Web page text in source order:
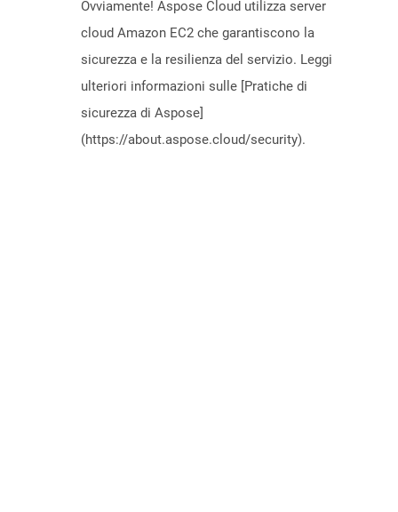
Ovviamente! Aspose Cloud utilizza server
cloud Amazon EC2 che garantiscono la
sicurezza e la resilienza del servizio. Leggi
ulteriori informazioni sulle [Pratiche di
sicurezza di Aspose]
(https://about.aspose.cloud/security).